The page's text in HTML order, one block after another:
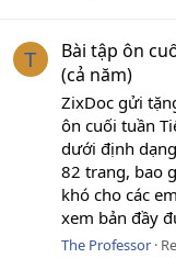
T
Bài tập ôn
(cả năm)
ZixDoc gửi
ôn cuối tuần
dưới định
82 trang, bao
khó cho các
xem bản đầy
The Professor